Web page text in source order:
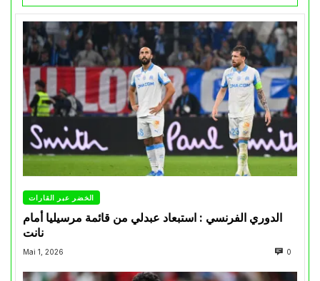
الخضر عبر القارات
الدوري الفرنسي : استبعاد عبدلي من قائمة مرسيليا أمام
نانت
Mai 1, 2026 0